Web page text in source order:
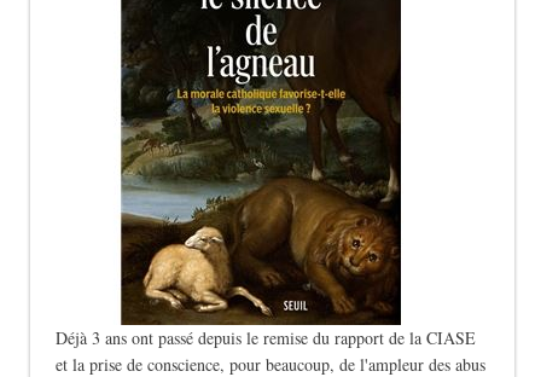
Déjà 3 ans ont passé depuis le remise du rapport de la CIASE
et la prise de conscience, pour beaucoup, de l'ampleur des abus